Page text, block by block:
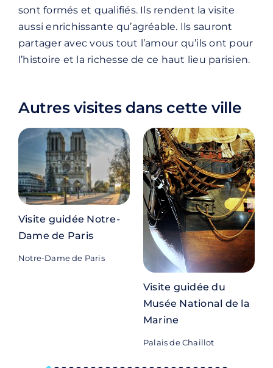
sont formés et qualifiés. Ils rendent la visite
aussi enrichissante qu’agréable. Ils sauront
partager avec vous tout l’amour qu’ils ont pour
l’histoire et la richesse de ce haut lieu parisien.
Autres visites dans cette ville
Visite guidée Notre-
Dame de Paris
Notre-Dame de Paris
Visite guidée du
Musée National de la
Marine
Palais de Chaillot